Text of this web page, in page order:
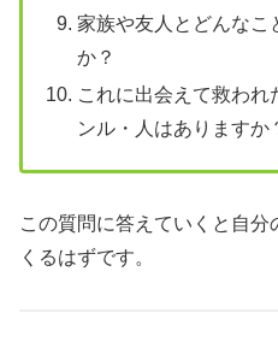
家族や友人とどんなこ
か？
これに出会えて救われ
ンル・人はありますか
この質問に答えていくと自
くるはずです。